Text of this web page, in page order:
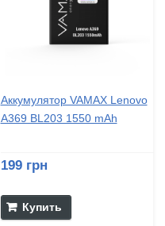
Аккумулятор VAMAX Lenovo
A369 BL203 1550 mAh
199 грн
Купить